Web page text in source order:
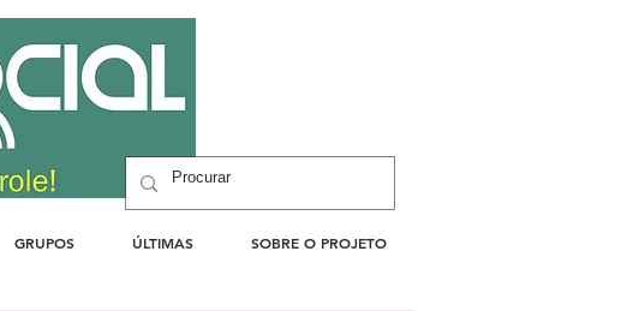
GRUPOS ÚLTIMAS SOBRE O PROJETO